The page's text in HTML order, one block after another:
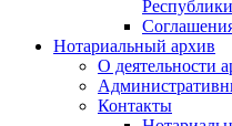
Нотариальный архив
О деятельности
Контакты